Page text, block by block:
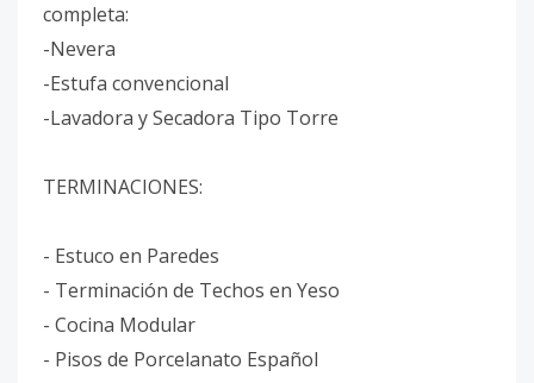
completa:
-Nevera
-Estufa convencional
-Lavadora y Secadora Tipo Torre
TERMINACIONES:
- Estuco en Paredes
- Terminación de Techos en Yeso
- Cocina Modular
- Pisos de Porcelanato Español